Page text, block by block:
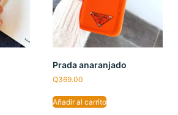
Prada anaranjado
Q369.00
Añadir al carrito